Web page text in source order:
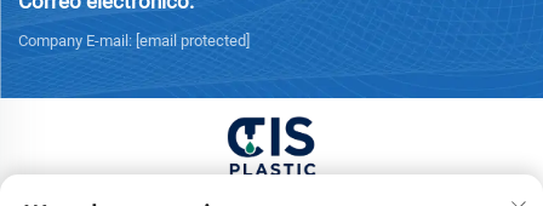
Company E-mail: [email protected]